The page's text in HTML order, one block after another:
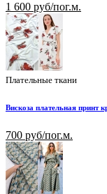
1 600 руб/пог.м.
Плательные ткани
Вискоза плательная принт
700 руб/пог.м.